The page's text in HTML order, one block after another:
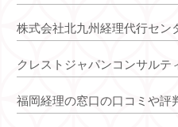
株式会社北九州経理代行セン
クレストジャパンコンサルテ
福岡経理の窓口の口コミや評